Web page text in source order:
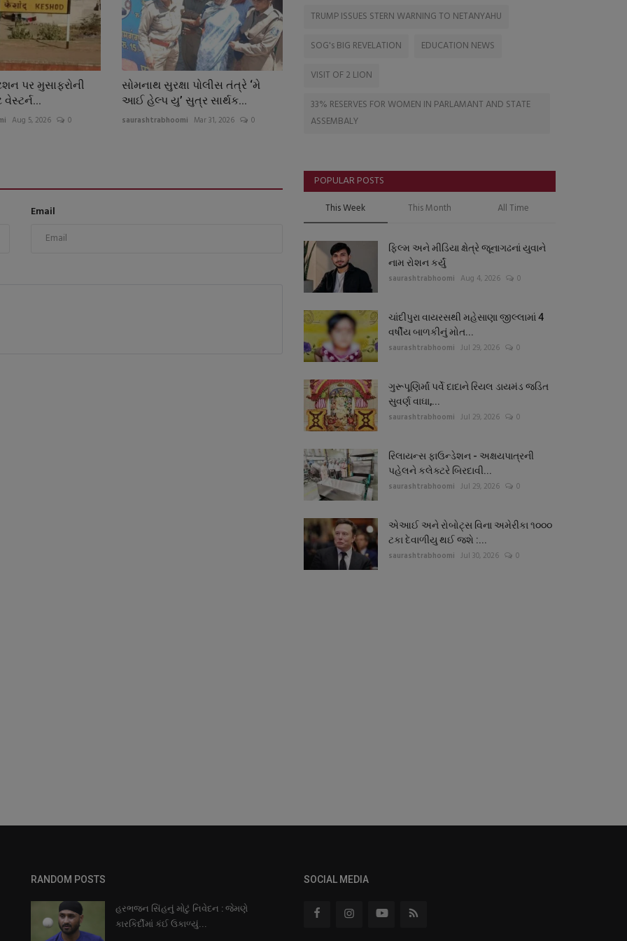
પર મુસાફરોની
Aug 5, 2026 0
સોમનાથ સુરક્ષા પોલીસ તંત્રે ‘મે
આઈ હેલ્પ યુ’ સુત્ર સાર્થક...
saurashtrabhoomi Mar 31, 2026 0
Email
TRUMP ISSUES STERN WARNING TO NETANYAHU
SOG's BIG REVELATION
EDUCATION NEWS
VISIT OF 2 LION
33% RESERVES FOR WOMEN IN PARLAMANT AND STATE
ASSEMBALY
POPULAR POSTS
This Week This Month All Time
ફિલ્મ અને મીડિયા ક્ષેત્રે જૂનાગઢનાં યુવાને
નામ રોશન કર્યું
saurashtrabhoomi Aug 4, 2026 0
ચાંદીપુરા વાયરસથી મહેસાણા જીલ્લામાં 4
વર્ષીય બાળકીનું મોત...
saurashtrabhoomi Jul 29, 2026 0
ગુરૂપૂણિર્માં પર્વે દાદાને રિયલ ડાયમંડ જડિત
સુવર્ણ વાઘા,...
saurashtrabhoomi Jul 29, 2026 0
રિલાયન્સ ફાઉન્ડેશન - અક્ષયપાત્રની
પહેલને કલેક્ટરે બિરદાવી...
saurashtrabhoomi Jul 29, 2026 0
એઆઈ અને રોબોટ્સ વિના અમેરીકા ૧૦૦૦
ટકા દેવાળીયુ થઈ જશે :...
saurashtrabhoomi Jul 30, 2026 0
RANDOM POSTS
હરભજન સિંહનું મોટું નિવેદન : જેમણે
કારકિર્દીમાં કંઈ ઉકાળ્યું...
SOCIAL MEDIA